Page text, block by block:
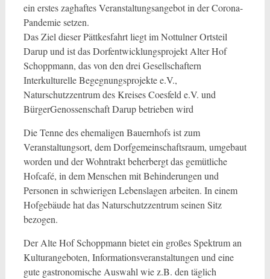
ein erstes zaghaftes Veranstaltungsangebot in der Corona-
Pandemie setzen.
Das Ziel dieser Pättkesfahrt liegt im Nottulner Ortsteil
Darup und istdas Dorfentwicklungsprojekt Alter Hof
Schoppmann, das von den drei Gesellschaftern
Interkulturelle Begegnungsprojekte e.V.,
Naturschutzzentrum des Kreises Coesfeld e.V. und
BürgerGenossenschaft Darup betrieben wird
Die Tenne des ehemaligen Bauernhofs ist zum
Veranstaltungsort, dem Dorfgemeinschaftsraum, umgebaut
worden und der Wohntrakt beherbergt das gemütliche
Hofcafé, in dem Menschen mit Behinderungen und
Personen in schwierigen Lebenslagen arbeiten. In einem
Hofgebäude hat das Naturschutzzentrum seinen Sitz
bezogen.
Der Alte Hof Schoppmann bietet ein großes Spektrum an
Kulturangeboten, Informationsveranstaltungen und eine
gute gastronomische Auswahl wie z.B. den täglich